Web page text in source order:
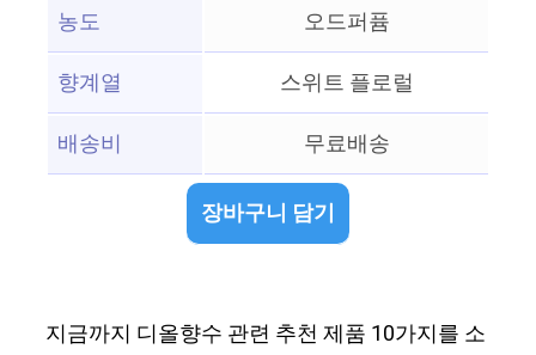
농도
오드퍼퓸
향계열
스위트 플로럴
배송비
무료배송
장바구니 담기
지금까지 디올향수 관련 추천 제품 10가지를 소